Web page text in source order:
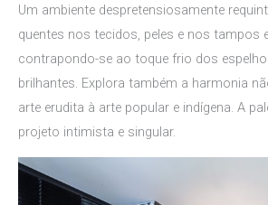
Um ambiente despretensiosamente
quentes nos tecidos, peles e nos tampos
contrapondo-se ao toque frio dos
brilhantes. Explora também a harmonia
arte erudita à arte popular e indígena. A
projeto intimista e singular.